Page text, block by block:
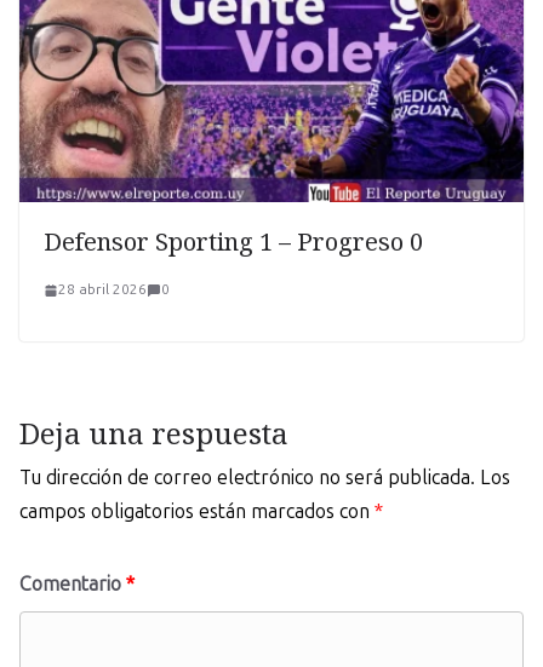
Defensor Sporting 1 – Progreso 0
28 abril 2026 0
Deja una respuesta
Tu dirección de correo electrónico no será publicada. Los
campos obligatorios están marcados con *
Comentario *